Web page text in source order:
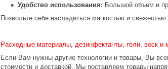
Удобство использования: Большой объем и
Позвольте себе насладиться мягкостью и
Расходные материалы дезинфектанты, гели, воск и
Если Вам нужны другие технологии и товары, Вы
стоимости и доставкой. Мы поставляем товары